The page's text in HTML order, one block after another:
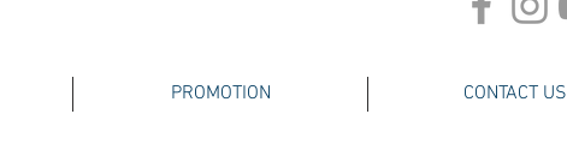
PROMOTION CONTACT US